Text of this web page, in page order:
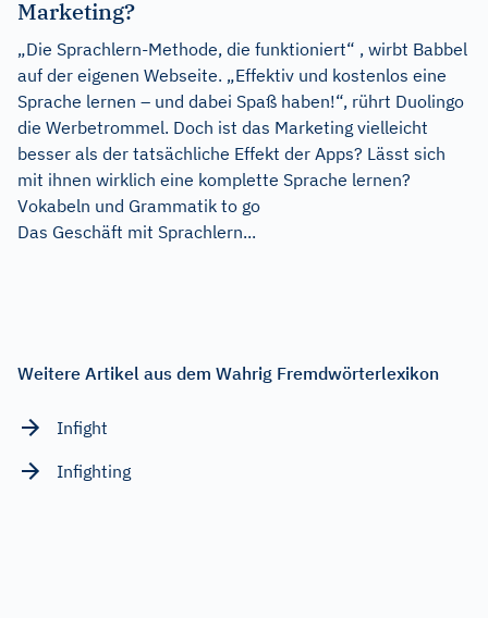
Marketing?
„Die Sprachlern-Methode, die funktioniert“ , wirbt Babbel
auf der eigenen Webseite. „Effektiv und kostenlos eine
Sprache lernen – und dabei Spaß haben!“, rührt Duolingo
die Werbetrommel. Doch ist das Marketing vielleicht
besser als der tatsächliche Effekt der Apps? Lässt sich
mit ihnen wirklich eine komplette Sprache lernen?
Vokabeln und Grammatik to go
Das Geschäft mit Sprachlern...
Weitere Artikel aus dem Wahrig Fremdwörterlexikon
Infight
Infighting